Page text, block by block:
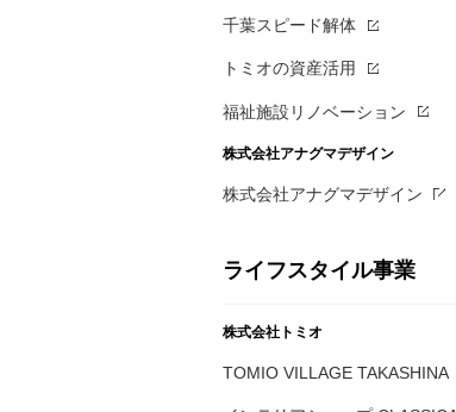
千葉スピード解体
トミオの資産活用
福祉施設リノベーション
株式会社アナグマデザイン
株式会社アナグマデザイン
ライフスタイル事業
株式会社トミオ
TOMIO VILLAGE TAKASHINA